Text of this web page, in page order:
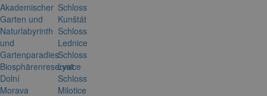
Akademischer
Garten und
Naturlabyrinth
und
Gartenparadies
Biosphärenreservat
Dolní
Morava
Schloss
Kunštát
Schloss
Lednice
Schloss
Lysice
Schloss
Milotice